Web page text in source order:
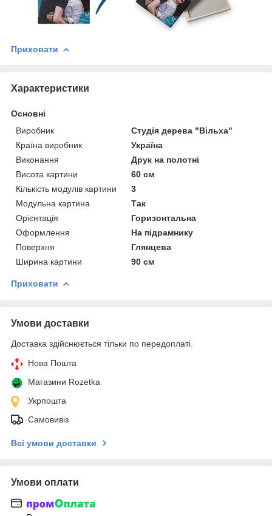
Приховати
Характеристики
Основні
Виробник
Студія дерева "Вільха"
Країна виробник
Україна
Виконання
Друк на полотні
Висота картини
60 см
Кількість модулів картини
3
Модульна картина
Так
Орієнтація
Горизонтальна
Оформлення
На підрамнику
Поверхня
Глянцева
Ширина картини
90 см
Приховати
Умови доставки
Доставка здійснюється тільки по передоплаті.
Нова Пошта
Магазини Rozetka
Укрпошта
Самовивіз
Всі умови доставки
Умови оплати